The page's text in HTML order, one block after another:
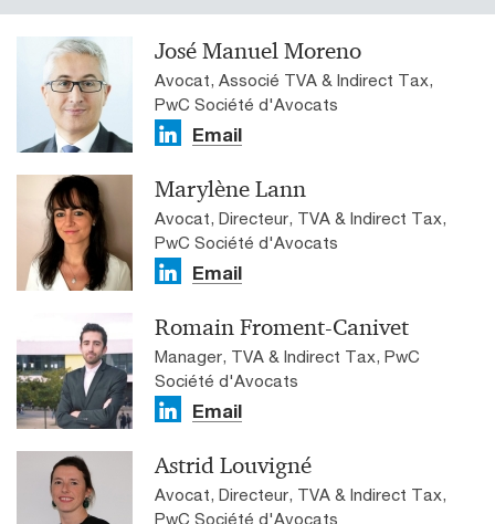
José Manuel Moreno
Avocat, Associé TVA & Indirect Tax,
PwC Société d'Avocats
Email
Marylène Lann
Avocat, Directeur, TVA & Indirect Tax,
PwC Société d'Avocats
Email
Romain Froment-Canivet
Manager, TVA & Indirect Tax, PwC
Société d'Avocats
Email
Astrid Louvigné
Avocat, Directeur, TVA & Indirect Tax,
PwC Société d'Avocats